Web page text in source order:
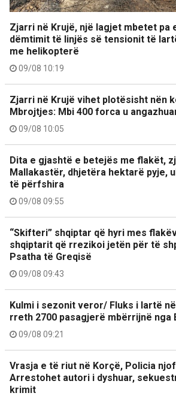
Zjarri në Krujë, një lagjet mbetet pa
dëmtimit të linjës së tensionit të
me helikopterë
09/08 10:19
Zjarri në Krujë vihet plotësisht nën
Mbrojtjes: Mbi 400 forca u
09/08 10:05
Dita e gjashtë e betejës me flakët,
Mallakastër, dhjetëra hektarë pyje,
të përfshira
09/08 09:55
“Skifteri” shqiptar që hyri mes
shqiptarit që rrezikoi jetën për të
Psatha të Greqisë
09/08 09:43
Kulmi i sezonit veror/ Fluks i lartë
rreth 2700 pasagjerë mbërrijnë nga
09/08 09:21
Vrasja e të riut në Korçë, Policia
Arrestohet autori i dyshuar,
krimit